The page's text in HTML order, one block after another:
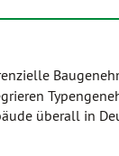
überall in